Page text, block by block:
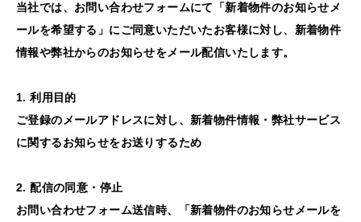
当社では、お問い合わせフォームにて「新着物件のお知らせメ
ールを希望する」にご同意いただいたお客様に対し、新着物件
情報や弊社からのお知らせをメール配信いたします。
1. 利用目的
ご登録のメールアドレスに対し、新着物件情報・弊社サービス
に関するお知らせをお送りするため
2. 配信の同意・停止
お問い合わせフォーム送信時、「新着物件のお知らせメールを